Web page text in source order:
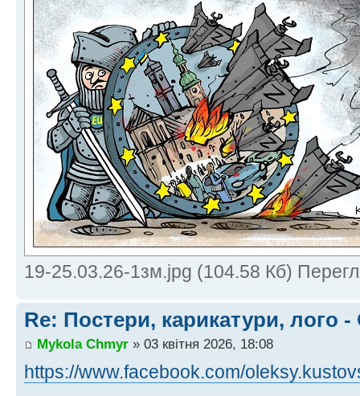
19-25.03.26-1зм.jpg (104.58 Кб)
Re: Постери, карикатури, лого
Mykola Chmyr » 03 квітня 2026, 18:08
https://www.facebook.com/